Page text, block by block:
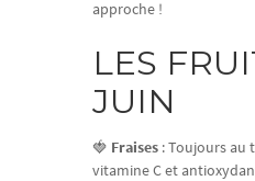
approche !
LES
JUIN
🍓 Fraises : Toujours au
vitamine C et